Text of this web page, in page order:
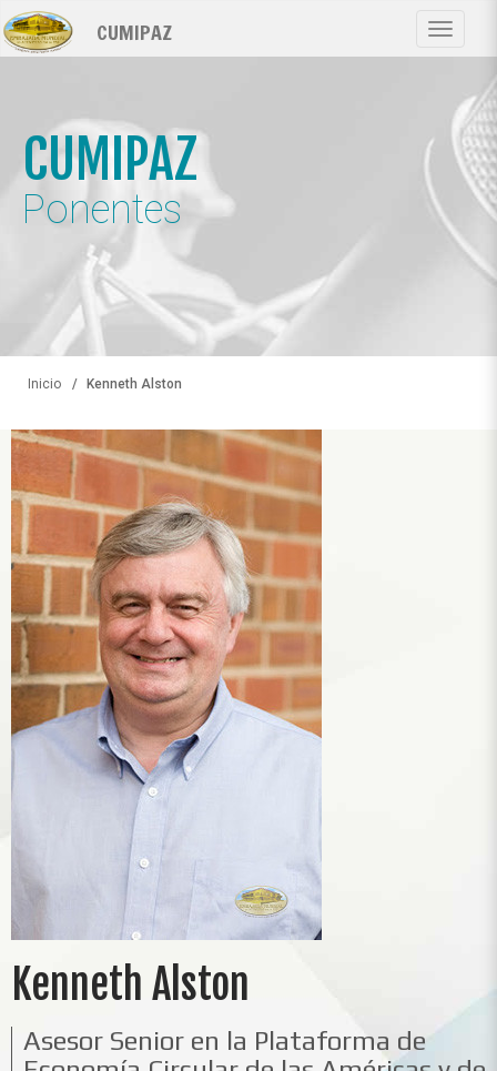
Pasar
al
contenido
Toggle
CUMIPAZ
CUMIPAZ
Ponentes
Inicio Kenneth Alston
Kenneth Alston
Asesor Senior en la Plataforma de